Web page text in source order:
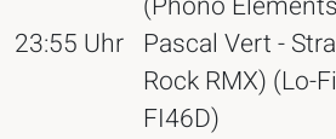
23:55 Uhr Pascal Vert -
Rock RMX) (Lo-
FI46D)